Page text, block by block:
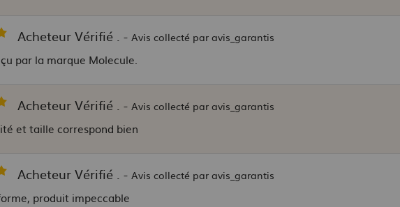
Acheteur Vérifié . - Avis collecté par avis_garantis
par la marque Molecule.
Acheteur Vérifié . - Avis collecté par avis_garantis
et taille correspond bien
Acheteur Vérifié . - Avis collecté par avis_garantis
produit impeccable